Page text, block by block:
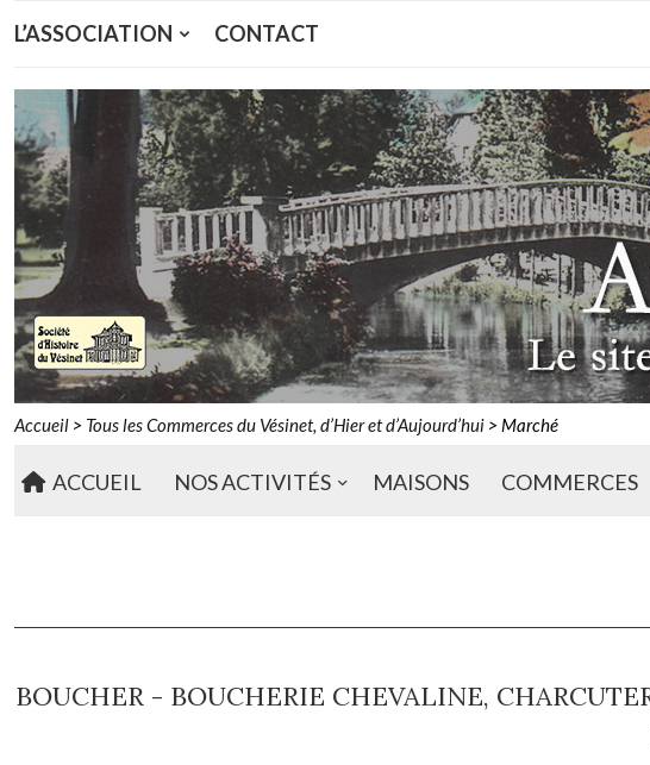
L’ASSOCIATION CONTACT
Accueil > Tous les Commerces du Vésinet, d’Hier et d’Aujourd’hui > Marché
ACCUEIL NOS ACTIVITÉS MAISONS COMMERCES
BOUCHER - BOUCHERIE CHEVALINE,